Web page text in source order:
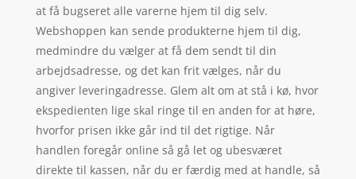
at få bugseret alle varerne hjem til dig selv.
Webshoppen kan sende produkterne hjem til dig,
medmindre du vælger at få dem sendt til din
arbejdsadresse, og det kan frit vælges, når du
angiver leveringadresse. Glem alt om at stå i kø, hvor
ekspedienten lige skal ringe til en anden for at høre,
hvorfor prisen ikke går ind til det rigtige. Når
handlen foregår online så gå let og ubesværet
direkte til kassen, når du er færdig med at handle, så